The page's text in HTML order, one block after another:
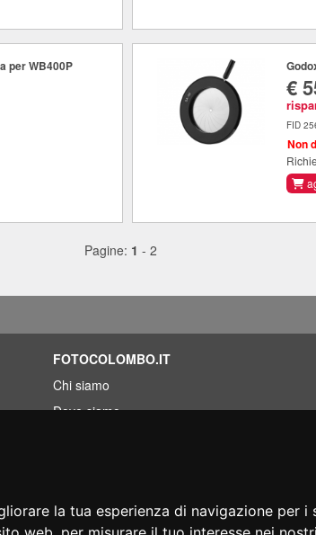
la tua esperienza di navigazione per i
per WB400P
€
FID
Non
Pagine: 1 - 2
FOTOCOLOMBO.IT
Chi siamo
Dove siamo